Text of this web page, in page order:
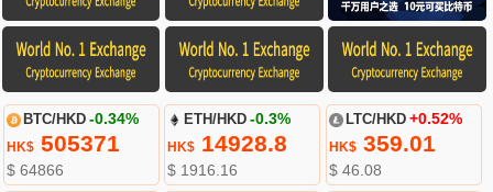
BTC/HKD -0.34%
HK$505371
$ 64866
ETH/HKD -0.3%
HK$ 14928.8
$ 1916.16
LTC/HKD +0.52%
HK$359.01
$ 46.08